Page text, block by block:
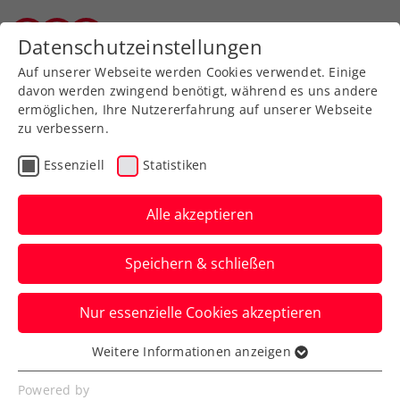
Zurück zur Newsübersicht
Kids & Jugend
Schultenniscup
Landesfinale in St.
Johann
Unterstufenlandesmeister: Christian-
Doppler Gymnasium Salzburg
Verfasst von: , 28.05.2026
Datenschutzeinstellungen
Auf unserer Webseite werden Cookies verwendet. Einige
davon werden zwingend benötigt, während es uns andere
ermöglichen, Ihre Nutzererfahrung auf unserer Webseite
zu verbessern.
Essenziell Statistiken
Alle akzeptieren
Speichern & schließen
Nur essenzielle Cookies akzeptieren
Essenziell
Essenzielle Cookies werden für grundlegende
Weitere Informationen anzeigen
Powered by